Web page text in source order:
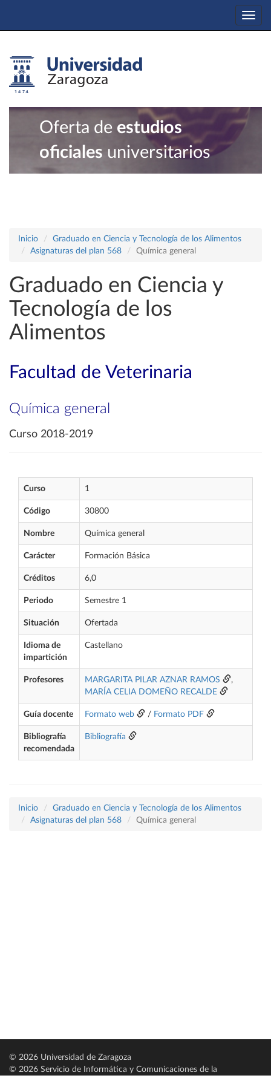
Oferta de estudios
oficiales universitarios
Inicio
Graduado en Ciencia y Tecnología de los Alimentos
Asignaturas del plan 568
Química general
Graduado en Ciencia y
Tecnología de los
Alimentos
Facultad de Veterinaria
Química general
Curso 2018-2019
Curso 1
Código 30800
Nombre Química general
Carácter Formación Básica
Créditos 6,0
Periodo Semestre 1
Situación Ofertada
Idioma de
impartición
Castellano
Profesores MARGARITA PILAR AZNAR RAMOS
,
MARÍA CELIA DOMEÑO RECALDE
Guía docente Formato web / Formato PDF
Bibliografía
recomendada
Bibliografía
Inicio
Graduado en Ciencia y Tecnología de los Alimentos
Asignaturas del plan 568
Química general
© 2026 Universidad de Zaragoza
© 2026 Servicio de Informática y Comunicaciones de la